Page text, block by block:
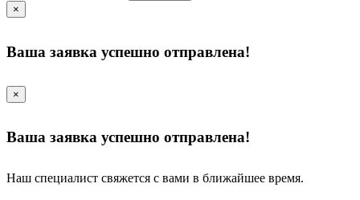
×
Ваша заявка успешно отправлена!
×
Ваша заявка успешно отправлена!
Наш специалист свяжется с вами в ближайшее время.